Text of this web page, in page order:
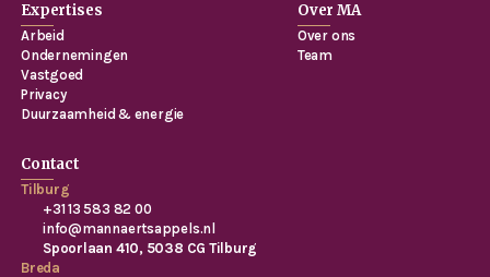
Expertises
Arbeid
Ondernemingen
Vastgoed
Privacy
Duurzaamheid & energie
Over MA
Over ons
Team
Contact
Tilburg
+31 13 583 82 00
info@mannaertsappels.nl
Spoorlaan 410, 5038 CG Tilburg
Breda